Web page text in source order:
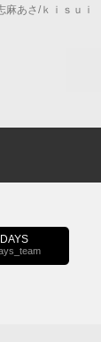
麻あさ/ｋｉｓｕｉ